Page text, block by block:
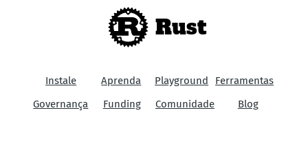
Rust
Instale Aprenda Playground
Ferramentas
Governança
Funding Comunidade Blog